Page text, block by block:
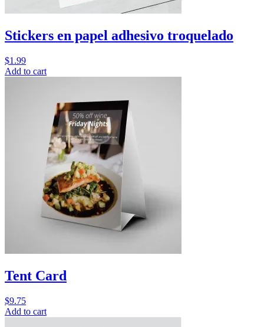
Stickers en papel adhesivo troquelado
$1.99
Add to cart
Tent Card
$9.75
Add to cart